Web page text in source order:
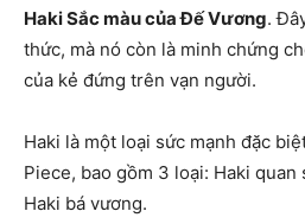
Haki Sắc màu của Đế Vương.
thức, mà nó còn là minh chứng
của kẻ đứng trên vạn người.
Haki là một loại sức mạnh đặc
Piece, bao gồm 3 loại: Haki quan
Haki bá vương.